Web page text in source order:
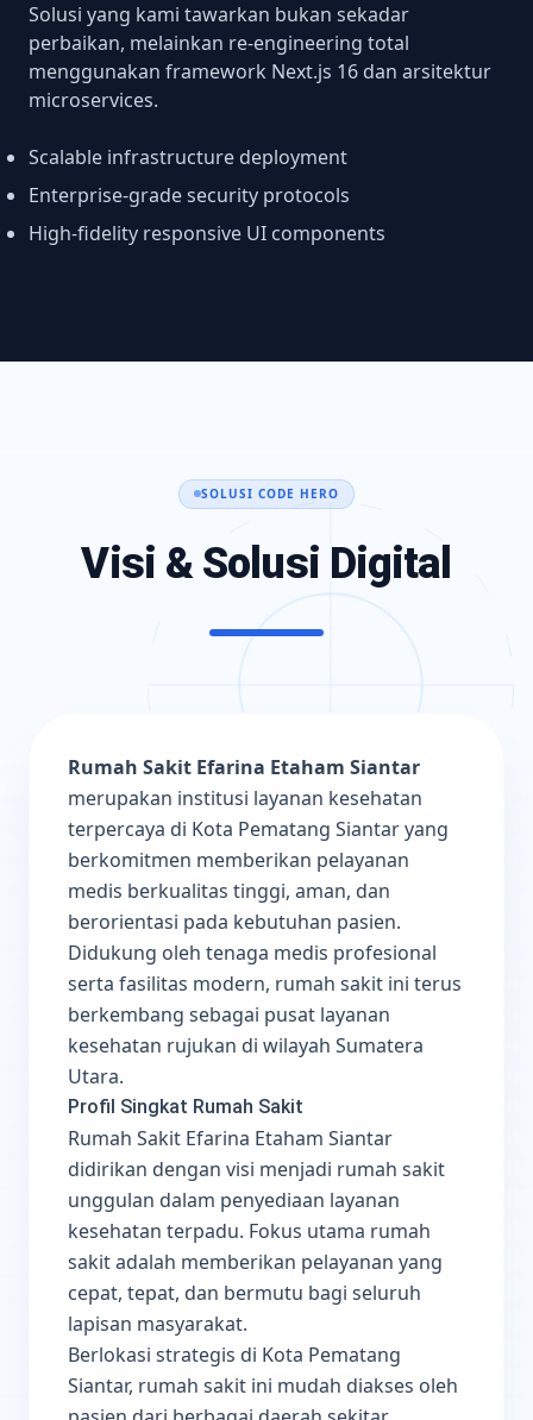
Solusi yang kami tawarkan bukan sekadar
perbaikan, melainkan re-engineering total
menggunakan framework Next.js 16 dan arsitektur
microservices.
Scalable infrastructure deployment
Enterprise-grade security protocols
High-fidelity responsive UI components
SOLUSI CODE HERO
Visi & Solusi Digital
Rumah Sakit Efarina Etaham Siantar
merupakan institusi layanan kesehatan
terpercaya di Kota Pematang Siantar yang
berkomitmen memberikan pelayanan
medis berkualitas tinggi, aman, dan
berorientasi pada kebutuhan pasien.
Didukung oleh tenaga medis profesional
serta fasilitas modern, rumah sakit ini terus
berkembang sebagai pusat layanan
kesehatan rujukan di wilayah Sumatera
Utara.
Profil Singkat Rumah Sakit
Rumah Sakit Efarina Etaham Siantar
didirikan dengan visi menjadi rumah sakit
unggulan dalam penyediaan layanan
kesehatan terpadu. Fokus utama rumah
sakit adalah memberikan pelayanan yang
cepat, tepat, dan bermutu bagi seluruh
lapisan masyarakat.
Berlokasi strategis di Kota Pematang
Siantar, rumah sakit ini mudah diakses oleh